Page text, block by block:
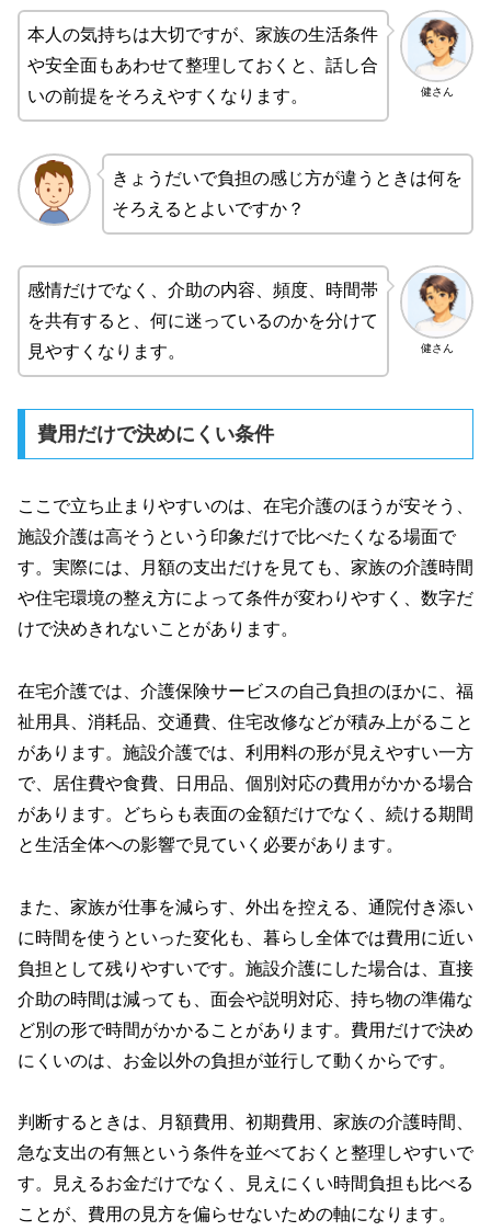
健さん
本人の気持ちは大切ですが、家族の生活条件
や安全面もあわせて整理しておくと、話し合
いの前提をそろえやすくなります。
きょうだいで負担の感じ方が違うときは何を
そろえるとよいですか？
健さん
感情だけでなく、介助の内容、頻度、時間帯
を共有すると、何に迷っているのかを分けて
見やすくなります。
費用だけで決めにくい条件
ここで立ち止まりやすいのは、在宅介護のほうが安そう、
施設介護は高そうという印象だけで比べたくなる場面で
す。実際には、月額の支出だけを見ても、家族の介護時間
や住宅環境の整え方によって条件が変わりやすく、数字だ
けで決めきれないことがあります。
在宅介護では、介護保険サービスの自己負担のほかに、福
祉用具、消耗品、交通費、住宅改修などが積み上がること
があります。施設介護では、利用料の形が見えやすい一方
で、居住費や食費、日用品、個別対応の費用がかかる場合
があります。どちらも表面の金額だけでなく、続ける期間
と生活全体への影響で見ていく必要があります。
また、家族が仕事を減らす、外出を控える、通院付き添い
に時間を使うといった変化も、暮らし全体では費用に近い
負担として残りやすいです。施設介護にした場合は、直接
介助の時間は減っても、面会や説明対応、持ち物の準備な
ど別の形で時間がかかることがあります。費用だけで決め
にくいのは、お金以外の負担が並行して動くからです。
判断するときは、月額費用、初期費用、家族の介護時間、
急な支出の有無という条件を並べておくと整理しやすいで
す。見えるお金だけでなく、見えにくい時間負担も比べる
ことが、費用の見方を偏らせないための軸になります。